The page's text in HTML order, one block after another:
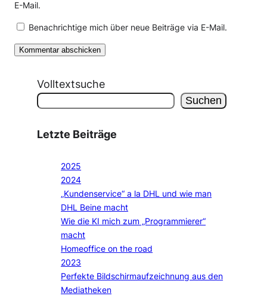
E-Mail.
Benachrichtige mich über neue Beiträge via E-Mail.
Volltextsuche
Suchen
Letzte Beiträge
2025
2024
„Kundenservice“ a la DHL und wie man
DHL Beine macht
Wie die KI mich zum „Programmierer“
macht
Homeoffice on the road
2023
Perfekte Bildschirmaufzeichnung aus den
Mediatheken